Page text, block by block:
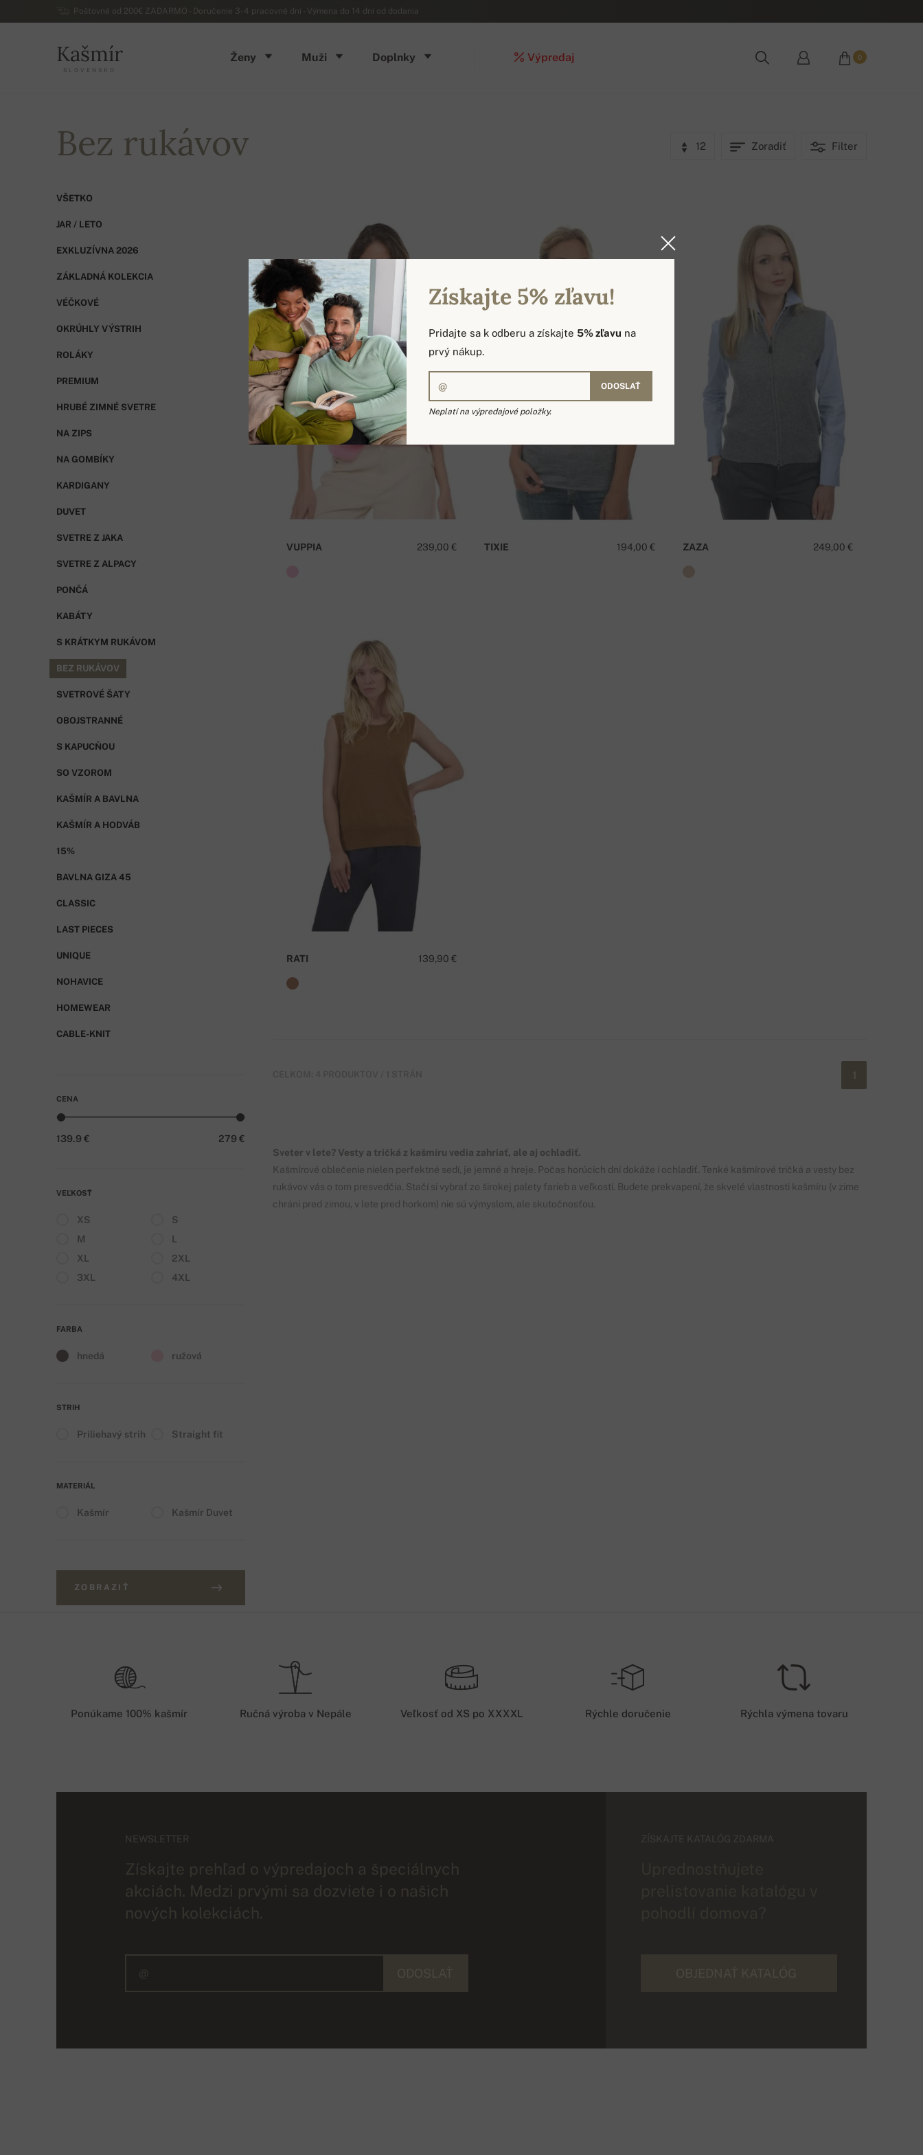
Poštovné od 200€ ZADARMO - Doručenie 3-4 pracovné dni - Výmena do 14 dní od dodania
Kašmír
SLOVENSKO
Ženy Muži Doplnky Výpredaj 0
Bez rukávov 12 Zoradiť Filter
VŠETKO
JAR / LETO
EXKLUZÍVNA 2026
ZÁKLADNÁ KOLEKCIA
VÉČKOVÉ
OKRÚHLY VÝSTRIH
ROLÁKY
PREMIUM
HRUBÉ ZIMNÉ SVETRE
NA ZIPS
NA GOMBÍKY
KARDIGANY
DUVET
SVETRE Z JAKA
SVETRE Z ALPACY
PONČÁ
KABÁTY
S KRÁTKYM RUKÁVOM
BEZ RUKÁVOV
SVETROVÉ ŠATY
OBOJSTRANNÉ
S KAPUCŇOU
SO VZOROM
KAŠMÍR A BAVLNA
KAŠMÍR A HODVÁB
15%
BAVLNA GIZA 45
CLASSIC
LAST PIECES
UNIQUE
NOHAVICE
HOMEWEAR
CABLE-KNIT
CENA
139.9 € 279 €
VEĽKOSŤ
XS
S
M
L
XL
2XL
3XL
4XL
FARBA
hnedá ružová
STRIH
Priliehavý strih Straight fit
MATERIÁL
Kašmír Kašmír Duvet
ZOBRAZIŤ
239,00 €
VUPPIA 194,00 €
TIXIE 249,00 €
ZAZA
139,90 €
RATI
Sveter v lete? Vesty a tričká z kašmíru vedia zahriať, ale aj ochladiť.
Kašmírové oblečenie nielen perfektné sedí, je jemné a hreje. Počas horúcich dní dokáže i ochladiť. Tenké kašmírové tričká a vesty bez
rukávov vás o tom presvedčia. Stačí si vybrať zo širokej palety farieb a veľkostí. Budete prekvapení, že skvelé vlastnosti kašmíru (v zime
chráni pred zimou, v lete pred horkom) nie sú výmyslom, ale skutočnosťou.
Ponúkame 100% kašmír Ručná výroba v Nepále Veľkosť od XS po XXXXL Rýchle doručenie Rýchla výmena tovaru
NEWSLETTER
Získajte prehľad o výpredajoch a špeciálnych
akciách. Medzi prvými sa dozviete i o našich
nových kolekciách.
ZÍSKAJTE KATALÓG ZDARMA
Získajte 5% zľavu!
Pridajte sa k odberu a získajte 5% zľavu na
prvý nákup.
ODOSLAŤ
Neplatí na výpredajové položky.